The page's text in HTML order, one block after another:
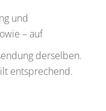
und
– auf
derselben.
entsprechend.